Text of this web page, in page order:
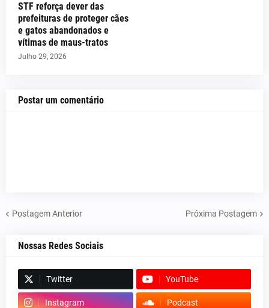
STF reforça dever das
prefeituras de proteger cães
e gatos abandonados e
vítimas de maus-tratos
Julho 29, 2026
Postar um comentário
Postagem Anterior Próxima Postagem
Nossas Redes Sociais
Twitter YouTube
Instagram Podcast